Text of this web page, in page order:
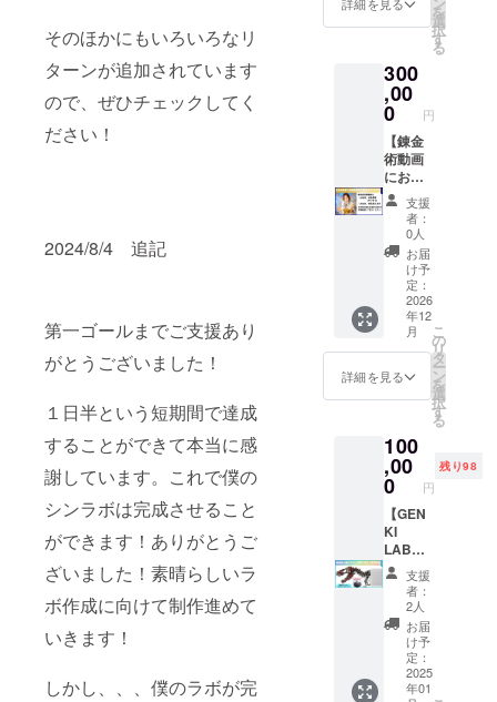
そのほかにもいろいろなリ
ターンが追加されています
ので、ぜひチェックしてく
ださい！
2024/8/4 追記
第一ゴールまでご支援あり
がとうございました！
１日半という短期間で達成
することができて本当に感
謝しています。これで僕の
シンラボは完成させること
ができます！ありがとうご
ざいました！素晴らしいラ
ボ作成に向けて制作進めて
いきます！
しかし、、、僕のラボが完
アレル
合、あ
らかじ
めご記
載くだ
さい。
さな子
しゃる
ご家庭
はご注
意くだ
さい。
※ウラン
などの
放射性
物質は
現時点
では含
まれて
おりま
せん。
【元素
内訳】
H[エチ
オピア
ンオ
ア雲母]
Be C(ダ
イヤモ
ンド)
F[フ
ローラ
イト]
Ne
Na[岩
塩] Mg
Al Si S
Cl[塩化
ビニル]
Ca Sc
Ti V Cr
トンの
合わせ
たベン
ゼン
アップ
ルを採
用しま
した。
サイ
ズ：
1.5cm×
1.7cm ※
開発中
の商品
です。
ンのネ
す。 科
学好き
をさり
げなく
アピー
ルでき
る商品
です。
モチー
フは元
気先生
のト
レード
マーク
のベン
ゼン環
と、
ニュー
トンの
合わせ
たベン
ゼン
アップ
ルを採
用しま
した。
サイ
ズ：
1.5cm×
1.7cm ※
開発中
の商品
です
を
選
択
す
る
300
,00
0 円
【錬金
術動画
にお名
前掲載
(大)】
錬金術
実験に
関する
動画内
で、大
きくお
名前掲
載、元
気先生
が動画
させて
いただ
きま
す。 世
界初の
錬金術
達成を
目指す
実験動
画にご
協力く
ださ
い！ ※
備考欄
に掲載
支援
者：
0人
お届
け予
定：
2026
年12
月
詳細を見る
こ
の
リ
タ
ー
ン
を
選
択
す
る
100
,00
0 円
残り98
【GEN
KI
LABO×
安部祐
一朗さ
ん初コ
ラボ】
直筆サ
イン・
エディ
ション
支援
者：
2人
お届
け予
定：
2025
年01